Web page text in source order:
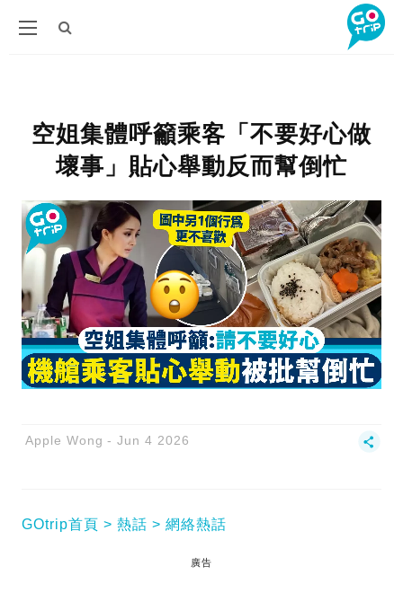
空姐集體呼籲乘客「不要好心做
壞事」貼心舉動反而幫倒忙
Apple Wong Jun 4 2026
GOtrip首頁 熱話 網絡熱話
廣告